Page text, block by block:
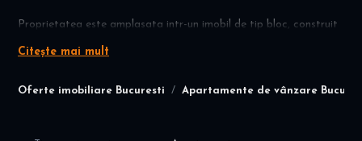
Oferte imobiliare Bucuresti Apartamente de vânzare
Proprietatea este amplasata intr-un imobil de tip bloc, construit
mp utili .
Utilitati generale: curent electric, apa, canalizare, gaz
Citește mai mult